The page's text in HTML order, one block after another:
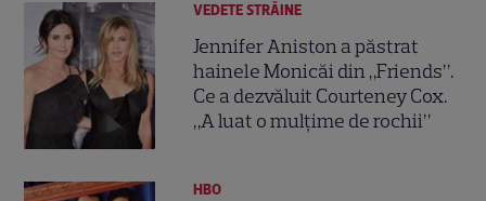
VEDETE STRĂINE
Jennifer Aniston a păstrat
hainele Monicăi din „Friends”.
Ce a dezvăluit Courteney Cox.
„A luat o mulțime de rochii”
HBO